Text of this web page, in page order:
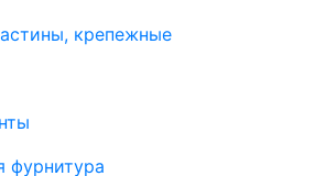
крепежные
фурнитура